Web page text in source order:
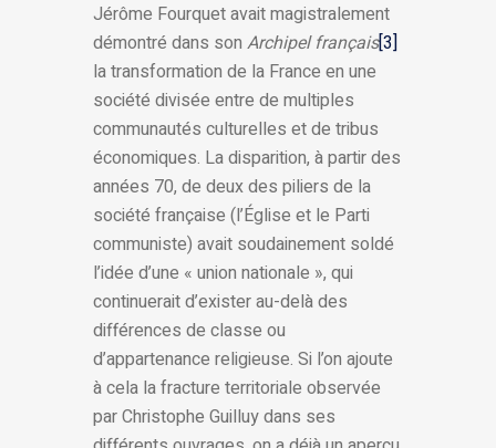
Jérôme Fourquet avait magistralement
démontré dans son Archipel français[3]
la transformation de la France en une
société divisée entre de multiples
communautés culturelles et de tribus
économiques. La disparition, à partir des
années 70, de deux des piliers de la
société française (l’Église et le Parti
communiste) avait soudainement soldé
l’idée d’une « union nationale », qui
continuerait d’exister au-delà des
différences de classe ou
d’appartenance religieuse. Si l’on ajoute
à cela la fracture territoriale observée
par Christophe Guilluy dans ses